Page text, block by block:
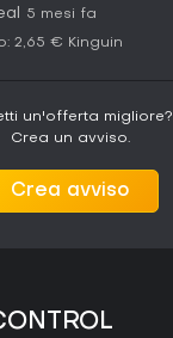
5 mesi fa
2,65 € Kinguin
un'offerta migliore?
Crea un avviso.
Crea avviso